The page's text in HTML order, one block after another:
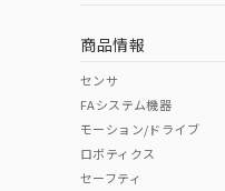
検出領域
商品情報
センサ
FAシステム機器
モーション/ドライブ
ロボティクス
セーフティ